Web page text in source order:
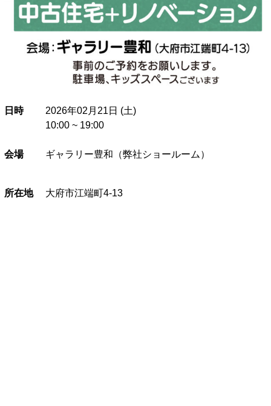
日時
2026年02月21日 (土)
10:00 ~ 19:00
会場 ギャラリー豊和（弊社ショールーム）
所在地 大府市江端町4-13